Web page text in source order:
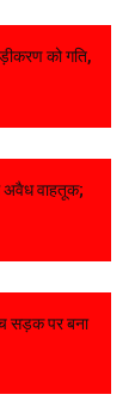
को गति,
अवैध वाहतूक;
सड़क पर बना